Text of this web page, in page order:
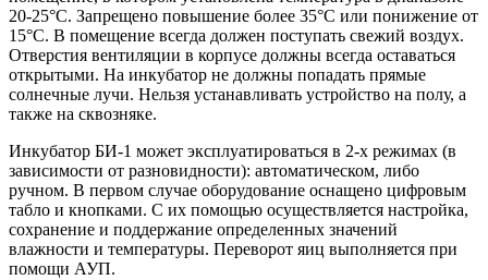
20-25°C. Запрещено повышение более 35°C или понижение от
15°C. В помещение всегда должен поступать свежий воздух.
Отверстия вентиляции в корпусе должны всегда оставаться
открытыми. На инкубатор не должны попадать прямые
солнечные лучи. Нельзя устанавливать устройство на полу, а
также на сквозняке.
Инкубатор БИ-1 может эксплуатироваться в 2-х режимах (в
зависимости от разновидности): автоматическом, либо
ручном. В первом случае оборудование оснащено цифровым
табло и кнопками. С их помощью осуществляется настройка,
сохранение и поддержание определенных значений
влажности и температуры. Переворот яиц выполняется при
помощи АУП.